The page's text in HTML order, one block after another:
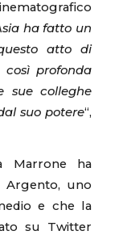
ha fatto un
atto di
profonda
sue colleghe
suo potere“,
Marrone ha
Argento, uno
e che la
su Twitter